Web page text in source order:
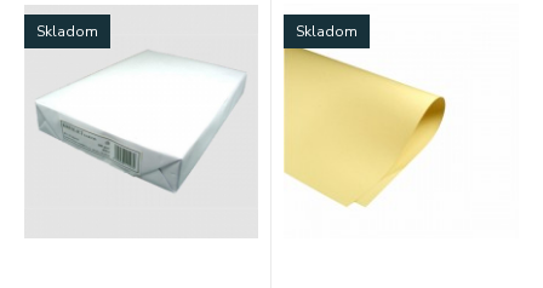
Skladom Skladom